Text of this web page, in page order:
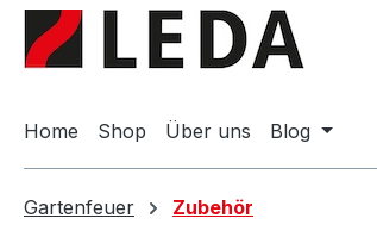
Zur Hauptnavigation springen
Home Shop Über uns Blog
Gartenfeuer Zubehör